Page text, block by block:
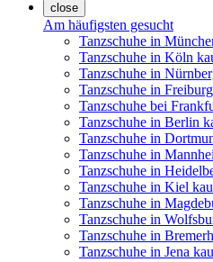
close
Am häufigsten gesucht
Tanzschuhe in
Tanzschuhe in Köln
Tanzschuhe in
Tanzschuhe in
Tanzschuhe bei
Tanzschuhe in Berlin
Tanzschuhe in
Tanzschuhe in
Tanzschuhe in
Tanzschuhe in Kiel
Tanzschuhe in
Tanzschuhe in
Tanzschuhe in
Tanzschuhe in Jena